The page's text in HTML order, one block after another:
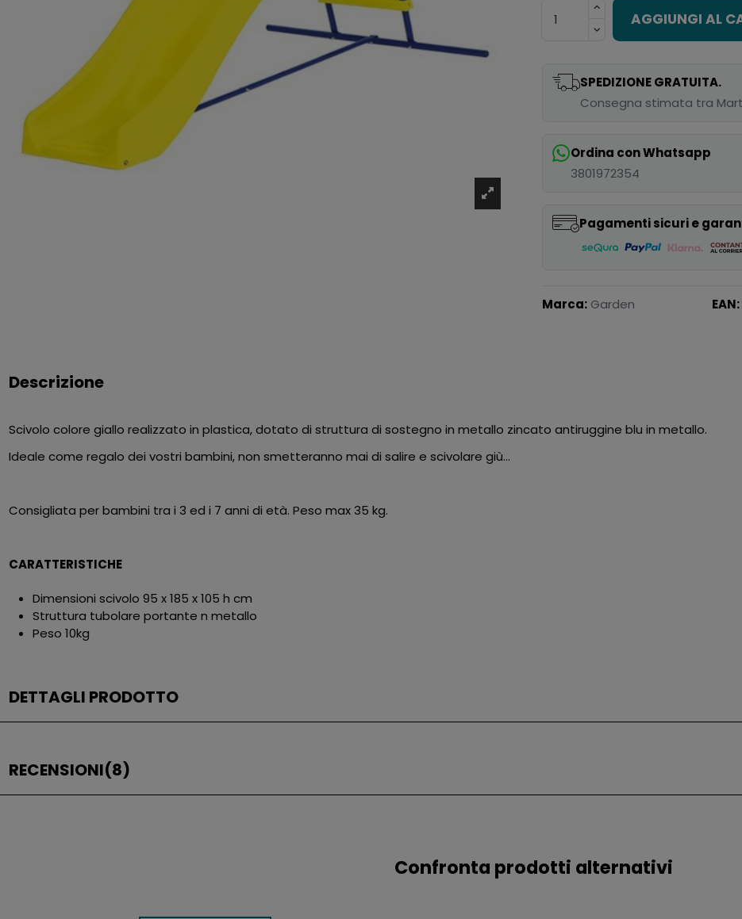
AGGIUNGI AL
SPEDIZIONE GRATUITA.
Consegna stimata tra
Ordina con Whatsapp
3801972354
Pagamenti sicuri e
Marca: Garden EAN:
Descrizione
Scivolo colore giallo realizzato in plastica, dotato di struttura di sostegno in metallo zincato antiruggine blu in metallo.
Ideale come regalo dei vostri bambini, non smetteranno mai di salire e scivolare giù...
Consigliata per bambini tra i 3 ed i 7 anni di età. Peso max 35 kg.
CARATTERISTICHE
Dimensioni scivolo 95 x 185 x 105 h cm
Struttura tubolare portante n metallo
Peso 10kg
DETTAGLI PRODOTTO
RECENSIONI(8)
Confronta prodotti alternativi